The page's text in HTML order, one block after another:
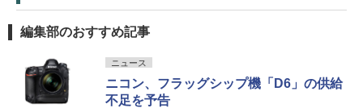
編集部のおすすめ記事
ニュース
ニコン、フラッグシップ機「D6」の供給
不足を予告